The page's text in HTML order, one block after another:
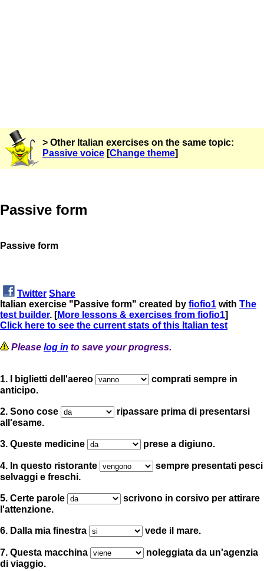
> Other Italian exercises on the same topic:
Passive voice [Change theme]
Passive form
Passive form
Twitter Share
Italian exercise "Passive form" created by fiofio1 with The
test builder. [More lessons & exercises from fiofio1]
Click here to see the current stats of this Italian test
Please log in to save your progress.
1. I biglietti dell'aereo
comprati sempre in
anticipo.
2. Sono cose
ripassare prima di presentarsi
all'esame.
3. Queste medicine prese a digiuno.
4. In questo ristorante
sempre presentati pesci
selvaggi e freschi.
5. Certe parole
scrivono in corsivo per attirare
l'attenzione.
6. Dalla mia finestra vede il mare.
7. Questa macchina
noleggiata da un'agenzia
di viaggio.